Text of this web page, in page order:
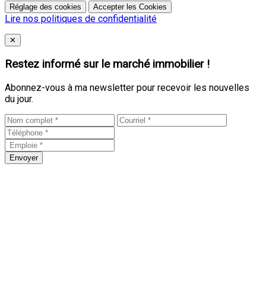
Réglage des cookies Accepter les Cookies
Lire nos politiques de confidentialité
Close
✕
Restez informé sur le marché immobilier !
Abonnez-vous à ma newsletter pour recevoir les nouvelles
du jour.
Envoyer